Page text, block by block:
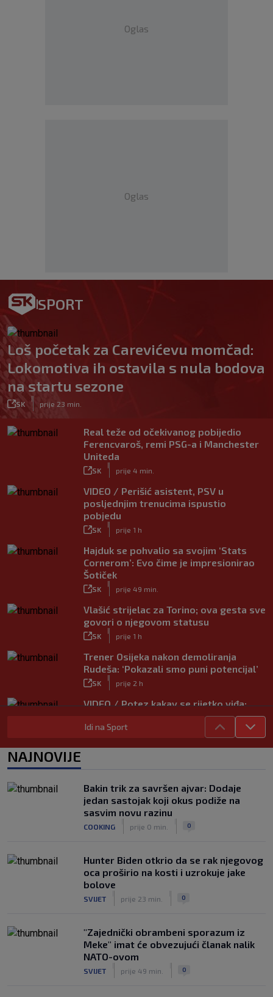
Oglas
Oglas
SPORT
Loš početak za Carevićevu momčad:
Lokomotiva ih ostavila s nula bodova
na startu sezone
SK prije 23 min.
Real teže od očekivanog pobijedio
Ferencvaroš, remi PSG-a i Manchester
Uniteda
SK prije 4 min.
VIDEO / Perišić asistent, PSV u
posljednjim trenucima ispustio
pobjedu
SK prije 1 h
Hajduk se pohvalio sa svojim ‘Stats
Cornerom’: Evo čime je impresionirao
Šotiček
SK prije 49 min.
Vlašić strijelac za Torino; ova gesta sve
govori o njegovom statusu
SK prije 1 h
Trener Osijeka nakon demoliranja
Rudeša: ‘Pokazali smo puni potencijal’
SK prije 2 h
VIDEO / Potez kakav se rijetko viđa:
Kada pomoć nije stigla, na rukama je
iznio suigrača u bolovima
SK prije 3 h
Dinamo u finalu Ramljaka! Sutra protiv
Ajaxa na glavnom terenu Maksimira
|
prije 3 h
Idi na Sport
NAJNOVIJE
Bakin trik za savršen ajvar: Dodaje
jedan sastojak koji okus podiže na
sasvim novu razinu
COOKING prije 0 min. 0
Hunter Biden otkrio da se rak njegovog
oca proširio na kosti i uzrokuje jake
bolove
SVIJET prije 23 min. 0
"Zajednički obrambeni sporazum iz
Meke" imat će obvezujući članak nalik
NATO-ovom
SVIJET prije 49 min. 0